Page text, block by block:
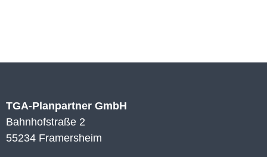
TGA-Planpartner GmbH
Bahnhofstraße 2
55234 Framersheim